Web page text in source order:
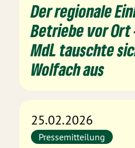
Der regionale
Betriebe vor Ort
MdL tauschte
Wolfach aus
25.02.2026
Pressemitteilung